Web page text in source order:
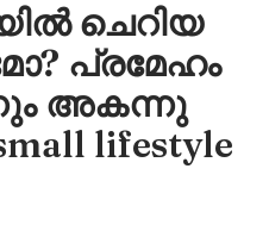
ചെറിയ
പ്രമേഹം
അകന്നു
lifestyle